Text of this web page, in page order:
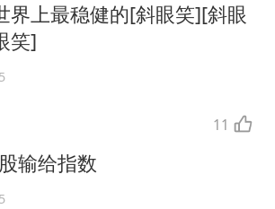
界上最稳健的[斜眼笑][斜眼
笑]
11
输给指数